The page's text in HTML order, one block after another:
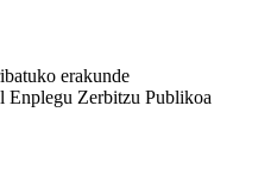
erakunde
Enplegu Zerbitzu Publikoa